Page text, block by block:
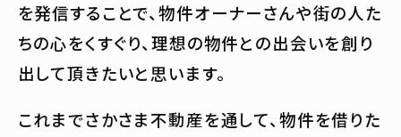
を発信することで、物件オーナーさんや街の人た
ちの心をくすぐり、理想の物件との出会いを創り
出して頂きたいと思います。
これまでさかさま不動産を通して、物件を借りた